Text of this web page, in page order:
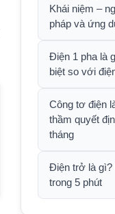
Khái niệm –
pháp và ứng
Điện 1 pha là
biệt so với
Công tơ điện
thầm quyết
tháng
Điện trở là gì?
trong 5 phút